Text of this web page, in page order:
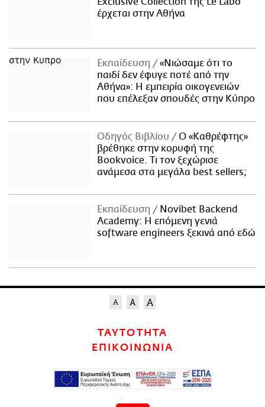
έρχεται στην Αθήνα
Εκπαίδευση
«Νιώσαμε ότι το
παιδί δεν έφυγε ποτέ από την
Αθήνα»: Η εμπειρία οικογενειών
που επέλεξαν σπουδές στην Κύπρο
Οδηγός Βιβλίου
Ο «Καθρέφτης»
βρέθηκε στην κορυφή της
Bookvoice. Τι τον ξεχώρισε
ανάμεσα στα μεγάλα best sellers;
Εκπαίδευση
Novibet Backend
Academy: Η επόμενη γενιά
software engineers ξεκινά από εδώ
ΤΑΥΤΟΤΗΤΑ
ΕΠΙΚΟΙΝΩΝΙΑ